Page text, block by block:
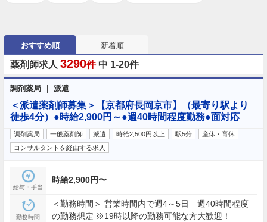
おすすめ順 新着順
薬剤師求人 3290件 中 1-20件
調剤薬局 ｜ 派遣
＜派遣薬剤師募集＞【京都府長岡京市】（最寄り駅より
徒歩4分）●時給2,900円～●週40時間程度勤務●面対応
調剤薬局 一般薬剤師 派遣 時給2,500円以上 駅5分
産休・育休
コンサルタントを経由する求人
給与・手当
時給2,900円〜
勤務時間
＜勤務時間＞ 営業時間内で週4～5日 週40時間程度
の勤務想定 ※19時以降の勤務可能な方大歓迎！